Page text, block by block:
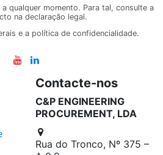
qualquer momento. Para tal, consulte a
na declaração legal.
e a política de confidencialidade.
Contacte-nos
C&P ENGINEERING
PROCUREMENT, LDA
Rua do Tronco, Nº 375 –